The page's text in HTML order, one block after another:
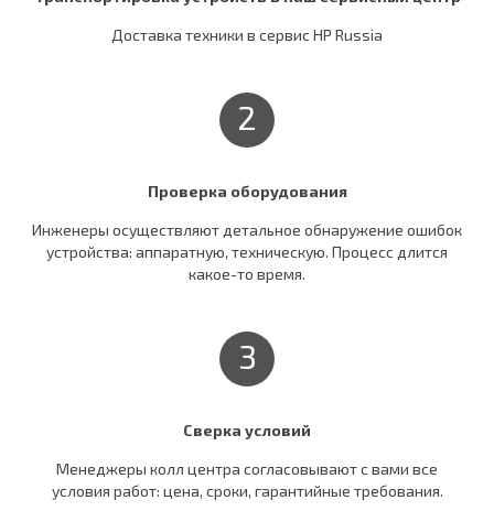
Доставка техники в сервис HP Russia
2
Проверка оборудования
Инженеры осуществляют детальное обнаружение ошибок
устройства: аппаратную, техническую. Процесс длится
какое-то время.
3
Сверка условий
Менеджеры колл центра согласовывают c вами все
условия работ: цена, сроки, гарантийные требования.